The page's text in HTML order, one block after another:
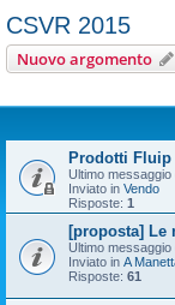
CSVR 2015
Nuovo argomento
Prodotti
Ultimo messaggio
Inviato in Vendo
Risposte: 1
[proposta] Le
Ultimo messaggio
Inviato in A
Risposte: 61